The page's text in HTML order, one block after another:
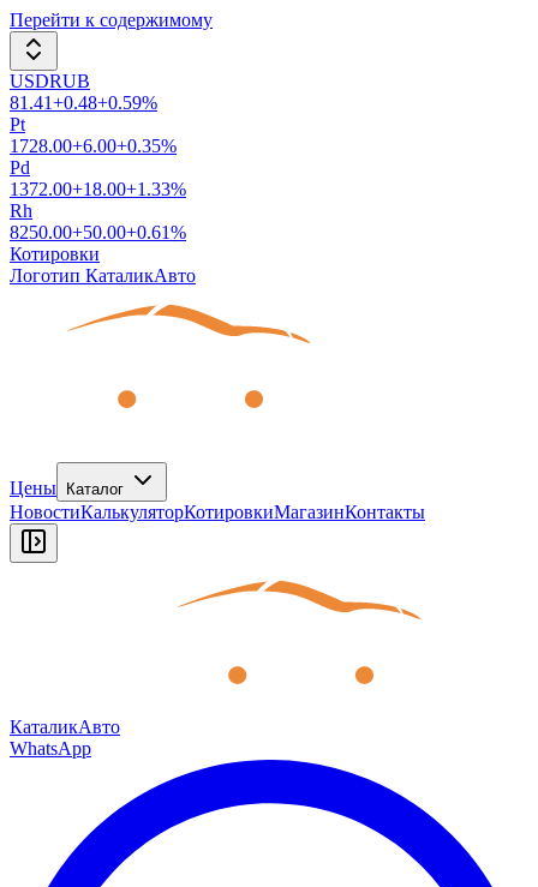
Перейти к содержимому
USDRUB
81.41+0.48+0.59%
Pt
1728.00+6.00+0.35%
Pd
1372.00+18.00+1.33%
Rh
8250.00+50.00+0.61%
Котировки
Логотип КаталикАвто
Цены Каталог
НовостиКалькуляторКотировкиМагазинКонтакты
КаталикАвто
WhatsApp